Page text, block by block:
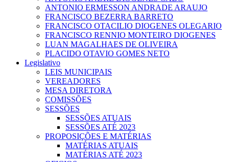
ANTONIO ERMESSON ANDRADE ARAUJO
FRANCISCO BEZERRA BARRETO
FRANCISCO OTACILIO DIOGENES OLEGARIO
FRANCISCO RENNIO MONTEIRO DIOGENES
LUAN MAGALHAES DE OLIVEIRA
PLACIDO OTAVIO GOMES NETO
Legislativo
LEIS MUNICIPAIS
VEREADORES
MESA DIRETORA
COMISSÕES
SESSÕES
SESSÕES ATUAIS
SESSÕES ATÉ 2023
PROPOSIÇÕES E MATÉRIAS
MATÉRIAS ATUAIS
MATÉRIAS ATÉ 2023